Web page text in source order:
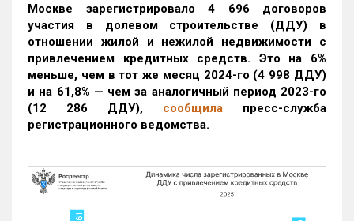
Москве зарегистрировало 4 696 договоров
участия в долевом строительстве (ДДУ) в
отношении жилой и нежилой недвижимости с
привлечением кредитных средств. Это на 6%
меньше, чем в тот же месяц 2024-го (4 998 ДДУ)
и на 61,8% — чем за аналогичный период 2023-го
(12 286 ДДУ), сообщила пресс-служба
регистрационного ведомства.